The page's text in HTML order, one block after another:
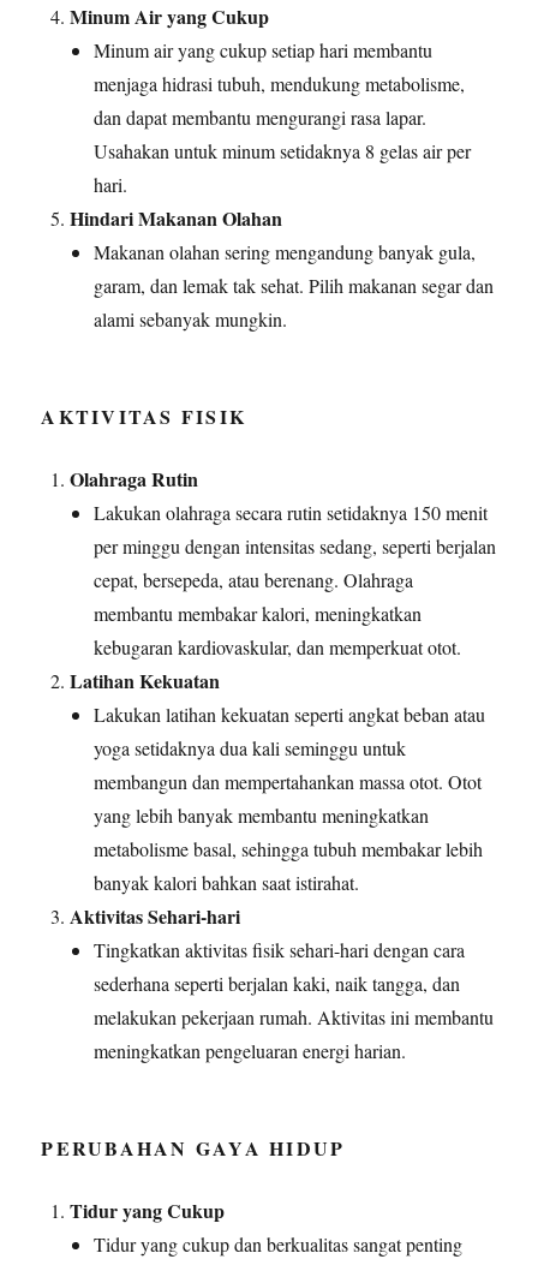
Minum Air yang Cukup
Minum air yang cukup setiap hari membantu
menjaga hidrasi tubuh, mendukung metabolisme,
dan dapat membantu mengurangi rasa lapar.
Usahakan untuk minum setidaknya 8 gelas air per
hari.
Hindari Makanan Olahan
Makanan olahan sering mengandung banyak gula,
garam, dan lemak tak sehat. Pilih makanan segar dan
alami sebanyak mungkin.
AKTIVITAS FISIK
Olahraga Rutin
Lakukan olahraga secara rutin setidaknya 150 menit
per minggu dengan intensitas sedang, seperti berjalan
cepat, bersepeda, atau berenang. Olahraga
membantu membakar kalori, meningkatkan
kebugaran kardiovaskular, dan memperkuat otot.
Latihan Kekuatan
Lakukan latihan kekuatan seperti angkat beban atau
yoga setidaknya dua kali seminggu untuk
membangun dan mempertahankan massa otot. Otot
yang lebih banyak membantu meningkatkan
metabolisme basal, sehingga tubuh membakar lebih
banyak kalori bahkan saat istirahat.
Aktivitas Sehari-hari
Tingkatkan aktivitas fisik sehari-hari dengan cara
sederhana seperti berjalan kaki, naik tangga, dan
melakukan pekerjaan rumah. Aktivitas ini membantu
meningkatkan pengeluaran energi harian.
PERUBAHAN GAYA HIDUP
Tidur yang Cukup
Tidur yang cukup dan berkualitas sangat penting